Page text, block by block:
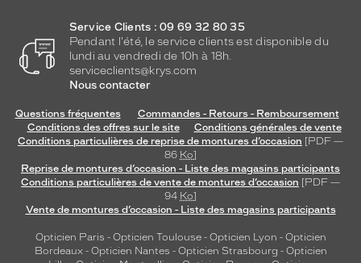
Service Clients : 09 69 32 80 35
Pendant l'été, le service clients est disponible du
lundi au vendredi de 10h à 18h.
serviceclients@krys.com
Nous contacter
Questions fréquentes
Commandes - Retours - Remboursement
Conditions des offres sur le site
Conditions générales de vente
Conditions particulières de reprise de montures d’occasion [PDF —
86 Ko]
Reprise de montures d’occasion - Liste des magasins participants
Conditions particulières de vente de montures d’occasion [PDF —
94 Ko]
Vente de montures d’occasion - Liste des magasins participants
Opticien Paris - Opticien Toulouse- Opticien Lyon - Opticien
Bordeaux- Opticien Nantes - Opticien Strasbourg - Opticien